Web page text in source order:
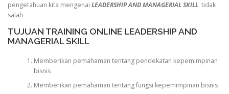
pengetahuan kita mengenai LEADERSHIP AND MANAGERIAL SKILL tidak
salah
TUJUAN TRAINING ONLINE LEADERSHIP AND
MANAGERIAL SKILL
Memberikan pemahaman tentang pendekatan kepemimpinan
bisnis
Memberikan pemahaman tentang fungsi kepemimpinan bisnis